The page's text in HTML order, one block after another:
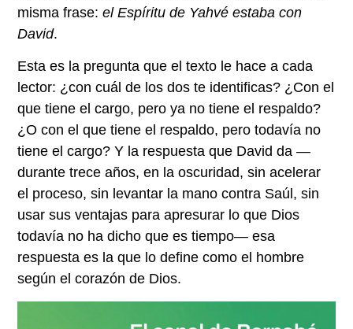
misma frase:el Espíritu de Yahvé estaba con
David.
Esta es la pregunta que el texto le hace a cada
lector: ¿con cuál de los dos te identificas? ¿Con el
que tiene el cargo, pero ya no tiene el respaldo?
¿O con el que tiene el respaldo, pero todavía no
tiene el cargo? Y la respuesta que David da —
durante trece años, en la oscuridad, sin acelerar
el proceso, sin levantar la mano contra Saúl, sin
usar sus ventajas para apresurar lo que Dios
todavía no ha dicho que es tiempo— esa
respuesta es la que lo define como el hombre
según el corazón de Dios.